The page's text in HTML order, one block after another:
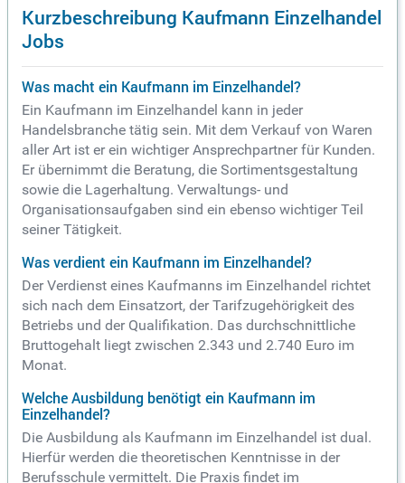
Kurzbeschreibung Kaufmann Einzelhandel
Jobs
Was macht ein Kaufmann im Einzelhandel?
Ein Kaufmann im Einzelhandel kann in jeder
Handelsbranche tätig sein. Mit dem Verkauf von Waren
aller Art ist er ein wichtiger Ansprechpartner für Kunden.
Er übernimmt die Beratung, die Sortimentsgestaltung
sowie die Lagerhaltung. Verwaltungs- und
Organisationsaufgaben sind ein ebenso wichtiger Teil
seiner Tätigkeit.
Was verdient ein Kaufmann im Einzelhandel?
Der Verdienst eines Kaufmanns im Einzelhandel richtet
sich nach dem Einsatzort, der Tarifzugehörigkeit des
Betriebs und der Qualifikation. Das durchschnittliche
Bruttogehalt liegt zwischen 2.343 und 2.740 Euro im
Monat.
Welche Ausbildung benötigt ein Kaufmann im
Einzelhandel?
Die Ausbildung als Kaufmann im Einzelhandel ist dual.
Hierfür werden die theoretischen Kenntnisse in der
Berufsschule vermittelt. Die Praxis findet im